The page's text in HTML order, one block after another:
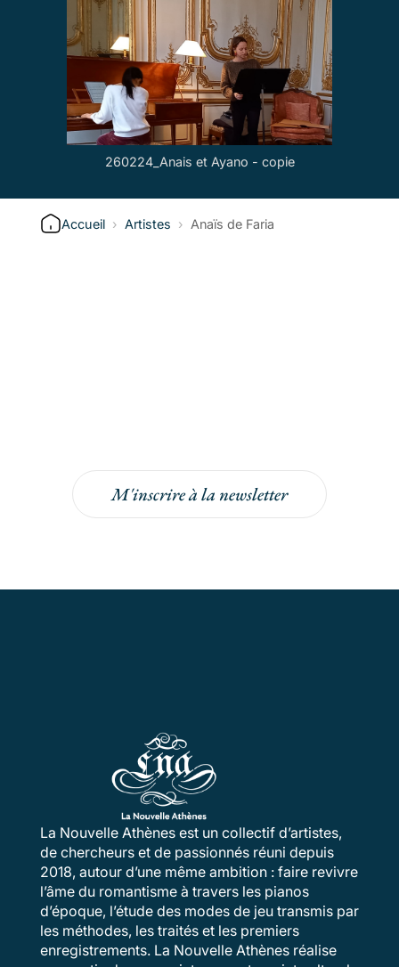
260224_Anais et Ayano - copie
Accueil › Artistes › Anaïs de Faria
M'inscrire à la newsletter
La Nouvelle Athènes est un collectif d’artistes,
de chercheurs et de passionnés réuni depuis
2018, autour d’une même ambition : faire revivre
l’âme du romantisme à travers les pianos
d’époque, l’étude des modes de jeu transmis par
les méthodes, les traités et les premiers
enregistrements. La Nouvelle Athènes réalise